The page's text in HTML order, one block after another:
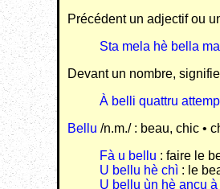
Précédent un adjectif ou
Sta mela hè bella
Devant un nombre,
À belli quattru
Bellu /n.m./ : beau, chic •
Fà u bellu : faire le
U bellu hè chì : le
U bellu ùn hè ancu